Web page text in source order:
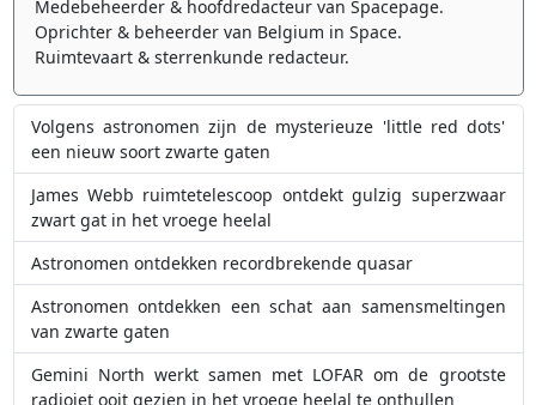
Medebeheerder & hoofdredacteur van Spacepage.
Oprichter & beheerder van Belgium in Space.
Ruimtevaart & sterrenkunde redacteur.
Volgens astronomen zijn de mysterieuze 'little red dots'
een nieuw soort zwarte gaten
James Webb ruimtetelescoop ontdekt gulzig superzwaar
zwart gat in het vroege heelal
Astronomen ontdekken recordbrekende quasar
Astronomen ontdekken een schat aan samensmeltingen
van zwarte gaten
Gemini North werkt samen met LOFAR om de grootste
radiojet ooit gezien in het vroege heelal te onthullen